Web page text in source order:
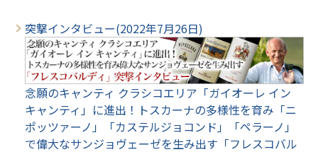
突撃インタビュー(2022年7月26日)
念願のキャンティ クラシコエリア「ガイオーレ イン
キャンティ」に進出！トスカーナの多様性を育み「ニ
ポッツァーノ」「カステルジョコンド」「ペラーノ」
で偉大なサンジョヴェーゼを生み出す「フレスコバル